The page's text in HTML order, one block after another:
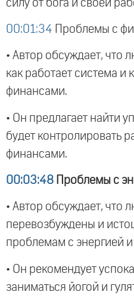
силу от бога и своей
00:01:34 Проблемы с
• Автор обсуждает, что
как работает система и
финансами.
• Он предлагает найти
будет контролировать
финансами.
00:03:48 Проблемы с
• Автор обсуждает, что
перевозбуждены и
проблемам с энергией
• Он рекомендует
заниматься йогой и